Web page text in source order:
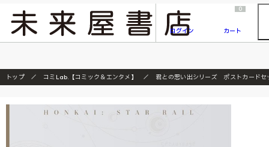
『ONE PIECE magazine 021 ONE PIECEカード付き同梱版』発売延期のご案内
ログイン
0
カート
トップ コミLab.【コミック＆エンタメ】 君との思い出シリーズ ポストカードセ